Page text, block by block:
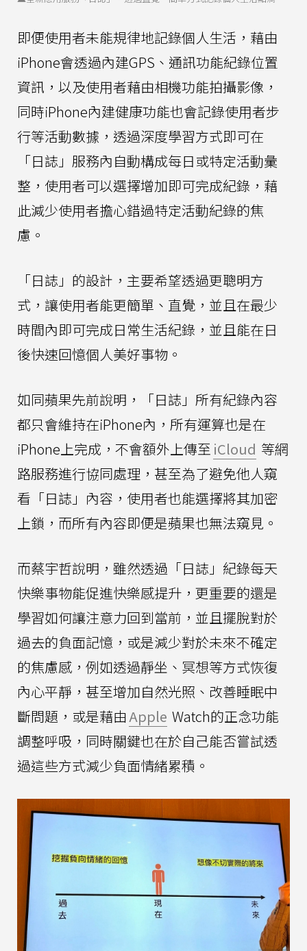
即便使用者未能規律地記錄個人生活，藉由
iPhone會透過內建GPS、通訊功能紀錄位置
資訊，以及使用者藉由相機功能拍攝影像，
同時iPhone內建健康功能也會記錄使用者步
行等活動數據，透過深度學習方式即可在
「日誌」服務內自動構成每日或特定活動彙
整，使用者可以選擇增加即可完成紀錄，藉
此減少使用者擔心錯過特定活動紀錄的焦
慮。
「日誌」的設計，主要希望透過更聰明方
式，讓使用者能更簡單、直覺，並且在最少
時間內即可完成日常生活紀錄，並且能在日
後快速回憶個人美好事物。
如同蘋果先前說明，「日誌」所有紀錄內容
都只會維持在iPhone內，所有運算也是在
iPhone上完成，不會額外上傳至 iCloud 等網
路服務進行協同處理，甚至為了避免他人窺
看「日誌」內容，使用者也能選擇將其加密
上鎖，而所有內容即便是蘋果也無法窺見。
而蔡宇哲說明，雖然透過「日誌」紀錄每天
快樂事物能促進快樂感提升，更重要的還是
學習如何讓注意力回到當前，並且擺脫對於
過去的負面記憶，或是減少對於未來不確定
的焦慮感，例如透過靜坐、冥想等方式恢復
內心平靜，甚至增加自然光照、改善睡眠中
斷問題，或是藉由Apple Watch的正念功能
調整呼吸，同時關鍵也在於自己能否嘗試透
過這些方式減少負面情緒累積。